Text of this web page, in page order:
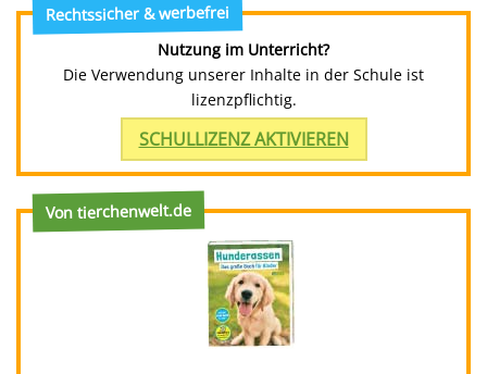
Rechtssicher & werbefrei
Nutzung im Unterricht?
Die Verwendung unserer Inhalte in der Schule ist
lizenzpflichtig.
SCHULLIZENZ AKTIVIEREN
Von tierchenwelt.de